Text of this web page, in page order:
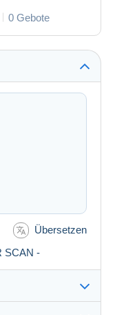
0 Gebote
Übersetzen
SCAN -